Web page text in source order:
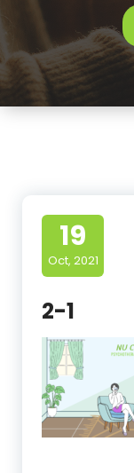
19
Oct, 2021
2-1